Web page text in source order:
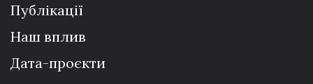
Публікації
Наш вплив
Дата-проєкти